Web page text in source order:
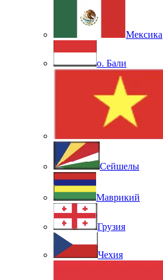
Мексика
о. Бали
Сейшелы
Маврикий
Грузия
Чехия